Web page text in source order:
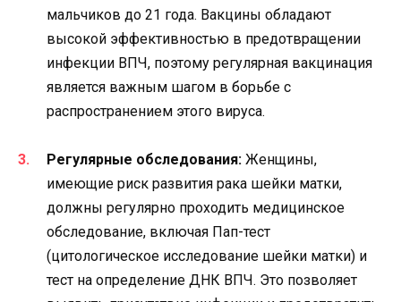
мальчиков до 21 года. Вакцины обладают
высокой эффективностью в предотвращении
инфекции ВПЧ, поэтому регулярная вакцинация
является важным шагом в борьбе с
распространением этого вируса.
Регулярные обследования: Женщины,
имеющие риск развития рака шейки матки,
должны регулярно проходить медицинское
обследование, включая Пап-тест
(цитологическое исследование шейки матки) и
тест на определение ДНК ВПЧ. Это позволяет